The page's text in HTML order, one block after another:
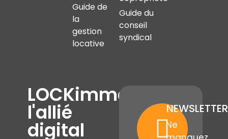
Guide de
la
gestion
locative
Guide du
conseil
syndical
LOCKimmo,
l'allié
digital
NEWSLETTER
Ne